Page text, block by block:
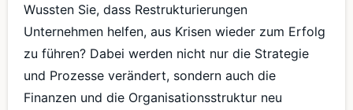
Wussten Sie, dass Restrukturierungen
Unternehmen helfen, aus Krisen wieder zum Erfolg
zu führen? Dabei werden nicht nur die Strategie
und Prozesse verändert, sondern auch die
Finanzen und die Organisationsstruktur neu